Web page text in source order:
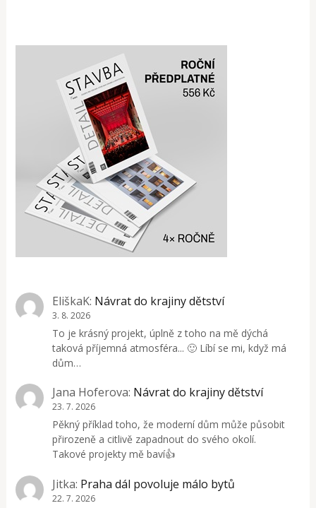
EliškaK: Návrat do krajiny dětství
3. 8. 2026
To je krásný projekt, úplně z toho na mě dýchá
taková příjemná atmosféra... 🙂 Líbí se mi, když má
dům…
Jana Hoferova: Návrat do krajiny dětství
23. 7. 2026
Pěkný příklad toho, že moderní dům může působit
přirozeně a citlivě zapadnout do svého okolí.
Takové projekty mě baví👍
Jitka: Praha dál povoluje málo bytů
22. 7. 2026